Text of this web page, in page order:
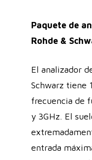
Paquete de
Rohde &
El analizador
Schwarz tiene
frecuencia de
y 3GHz. El
entrada